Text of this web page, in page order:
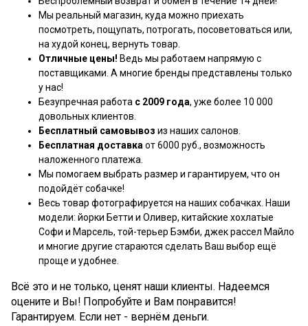
Мы реальный магазин, куда можно приехать
посмотреть, пощупать, потрогать, посоветоваться или,
на худой конец, вернуть товар.
Отличные цены! Ведь мы работаем напрямую с
поставщиками. А многие бренды представлены только
у нас!
Безупречная работа с 2009 года, уже более 10 000
довольных клиентов.
Бесплатный самовывоз из наших салонов.
Бесплатная доставка от 6000 руб., возможность
наложенного платежа.
Мы помогаем выбрать размер и гарантируем, что он
подойдёт собачке!
Весь товар фотографируется на наших собачках. Наши
модели: йорки Бетти и Оливер, китайские хохлатые
Софи и Марсель, той-терьер Бэмби, джек рассел Майло
и многие другие стараются сделать Ваш выбор ещё
проще и удобнее.
Всё это и не только, ценят наши клиенты. Надеемся
оцените и Вы! Попробуйте и Вам понравится!
Гарантируем. Если нет - вернём деньги.